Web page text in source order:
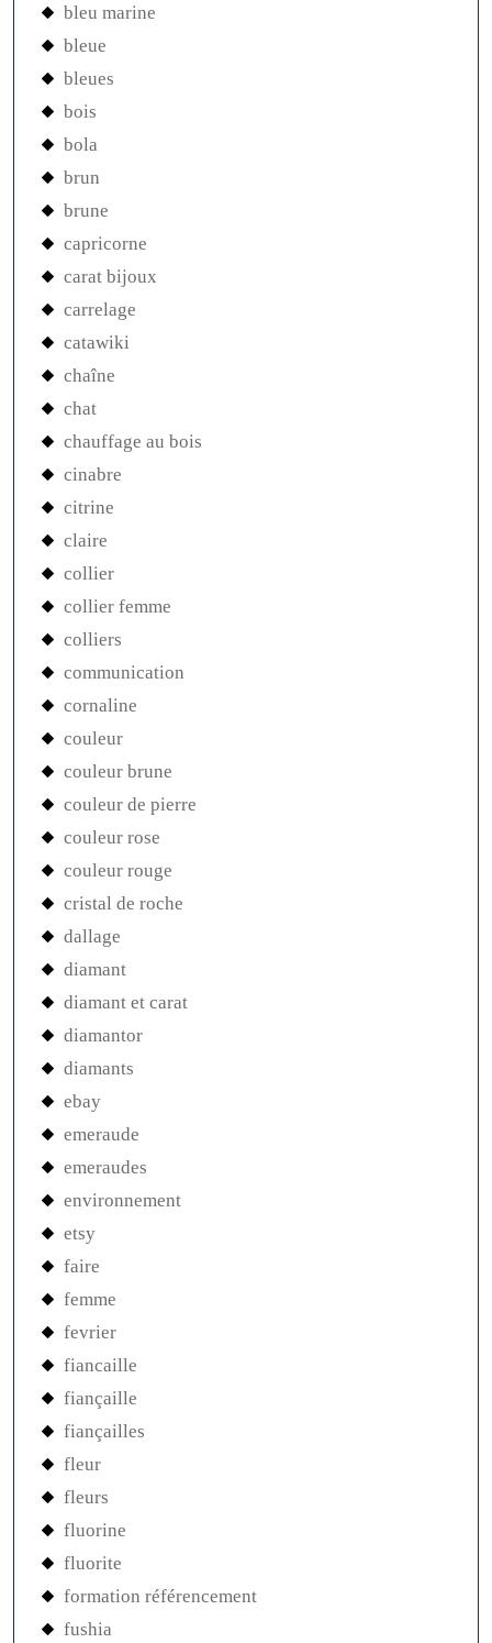
bleu marine
bleue
bleues
bois
bola
brun
brune
capricorne
carat bijoux
carrelage
catawiki
chaîne
chat
chauffage au bois
cinabre
citrine
claire
collier
collier femme
colliers
communication
cornaline
couleur
couleur brune
couleur de pierre
couleur rose
couleur rouge
cristal de roche
dallage
diamant
diamant et carat
diamantor
diamants
ebay
emeraude
emeraudes
environnement
etsy
faire
femme
fevrier
fiancaille
fiançaille
fiançailles
fleur
fleurs
fluorine
fluorite
formation référencement
fushia